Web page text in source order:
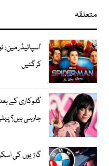
متعلقہ
’اسپائیڈر مین:
کرگئیں
گلوکاری کے
جارہی ہیں؟
گاڑیوں کی